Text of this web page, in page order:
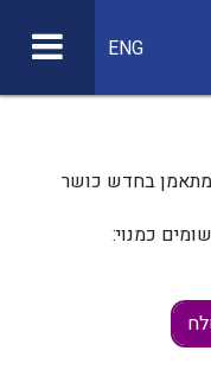
ENG
בחדש כושר
כמנוי: